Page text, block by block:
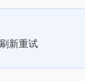
新重试